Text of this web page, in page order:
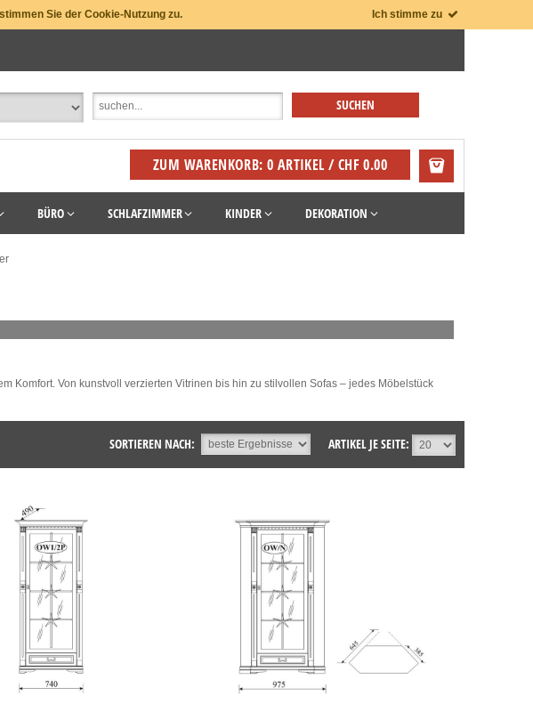
Sie der Cookie-Nutzung zu. Ich stimme zu
ZUM WARENKORB: 0 ARTIKEL / CHF 0.00
BÜRO SCHLAFZIMMER KINDER DEKORATION
Komfort. Von kunstvoll verzierten Vitrinen bis hin zu stilvollen Sofas – jedes Möbelstück
ARTIKEL JE SEITE:
SORTIEREN NACH: